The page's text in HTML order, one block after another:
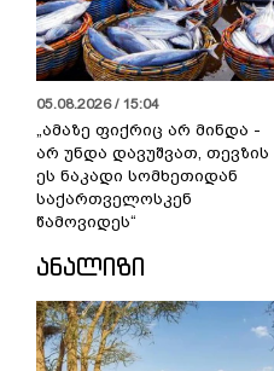
05.08.2026 / 15:04
„ამაზე ფიქრიც არ მინდა -
არ უნდა დავუშვათ, თევზის
ეს ნაკადი სომხეთიდან
საქართველოსკენ
წამოვიდეს“
ᲐᲜᲐᲚᲘᲖᲘ